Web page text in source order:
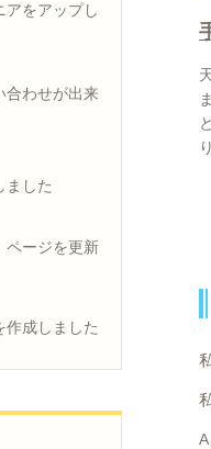
をアップし
合わせが出来
ました
ページを更新
作成しました